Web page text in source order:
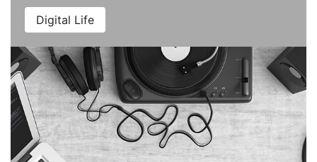
Digital Life